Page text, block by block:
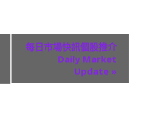
每日市場快訊個股推介
Daily Market
Update »